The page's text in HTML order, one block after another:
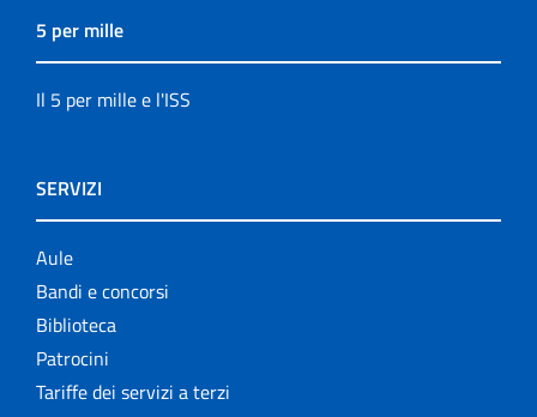
5 per mille
Il 5 per mille e l'ISS
SERVIZI
Aule
Bandi e concorsi
Biblioteca
Patrocini
Tariffe dei servizi a terzi